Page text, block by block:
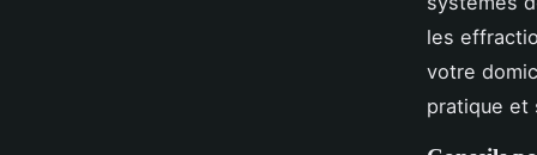
les
votre
pratique et